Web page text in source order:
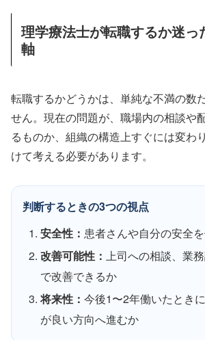
理学療法士が転職するか迷っ
軸
転職するかどうかは、単純な不満の数
せん。現在の問題が、職場内の相談や
るものか、組織の構造上すぐには変わ
けて考える必要があります。
判断するときの3つの視点
安全性： 患者さんや自分の安全
改善可能性： 上司への相談、業
で改善できるか
将来性： 今後1〜2年働いたとき
が良い方向へ進むか